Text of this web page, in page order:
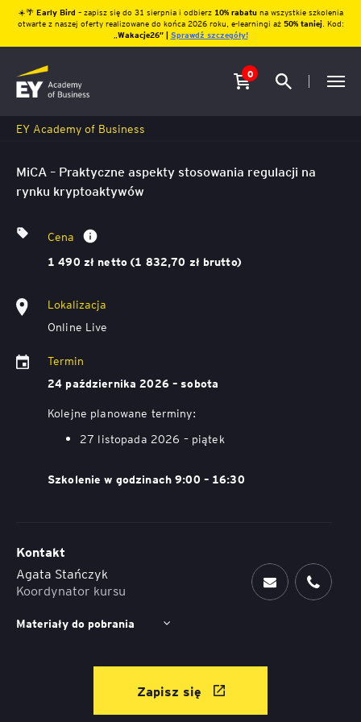
☀️🌴 Early Bird – zapisz się do 31 sierpnia i odbierz10% rabatu na wszystkie szkolenia
otwarte z naszej oferty realizowane do końca 2026 roku, e-learningi aż 50% taniej. Kod:
Wakacje26″ | Sprawdź szczegóły!
0
EY Academy of Business
MiCA – Praktyczne aspekty stosowania regulacji na
rynku kryptoaktywów
Cena
1 490 zł netto (1 832,70 zł brutto)
Lokalizacja
Online Live
Termin
24 października 2026 – sobota
Kolejne planowane terminy:
27 listopada 2026 – piątek
Szkolenie w godzinach 9:00 – 16:30
Kontakt
Agata Stańczyk
Koordynator kursu
Materiały do pobrania
Zapisz się